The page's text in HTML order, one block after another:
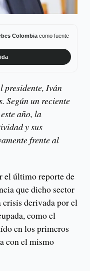
Colombiacomo fuente
presidente, Iván
Según un reciente
año, la
y sus
frente al
el último reporte de
que dicho sector
crisis derivada por el
como el
en los primeros
con el mismo